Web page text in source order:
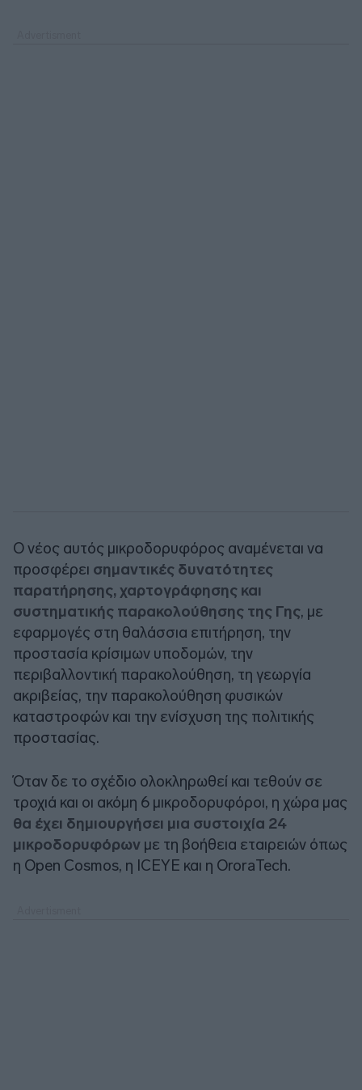
Ο νέος αυτός μικροδορυφόρος αναμένεται να
προσφέρει σημαντικές δυνατότητες
παρατήρησης, χαρτογράφησης και
συστηματικής παρακολούθησης της Γης, με
εφαρμογές στη θαλάσσια επιτήρηση, την
προστασία κρίσιμων υποδομών, την
περιβαλλοντική παρακολούθηση, τη γεωργία
ακριβείας, την παρακολούθηση φυσικών
καταστροφών και την ενίσχυση της πολιτικής
προστασίας.
Όταν δε το σχέδιο ολοκληρωθεί και τεθούν σε
τροχιά και οι ακόμη 6 μικροδορυφόροι, η χώρα μας
θα έχει δημιουργήσει μια συστοιχία 24
μικροδορυφόρων με τη βοήθεια εταιρειών όπως
η Open Cosmos, η ICEYE και η OroraTech.